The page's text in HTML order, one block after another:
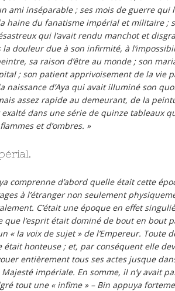
ami inséparable ; ses mois de guerre qui
haine du fanatisme impérial et militaire ;
qui l’avait rendu manchot et
la douleur due à son infirmité, à
sa raison d’être au monde ; son
; son patient apprivoisement de la vie
naissance d’Aya qui avait illuminé son
assez rapide au demeurant, de la
dans une série de quinze tableaux
et d’ombres. »
comprenne d’abord quelle était cette
à l’étranger non seulement
C’était une époque en effet
que l’esprit était dominé de bout en bout
« la voix de sujet » de l’Empereur. Toute
était honteuse ; et, par conséquent elle
entièrement tous ses actes jusque
Majesté impériale. En somme, il n’y avait
tout une « infime » – Bin appuya